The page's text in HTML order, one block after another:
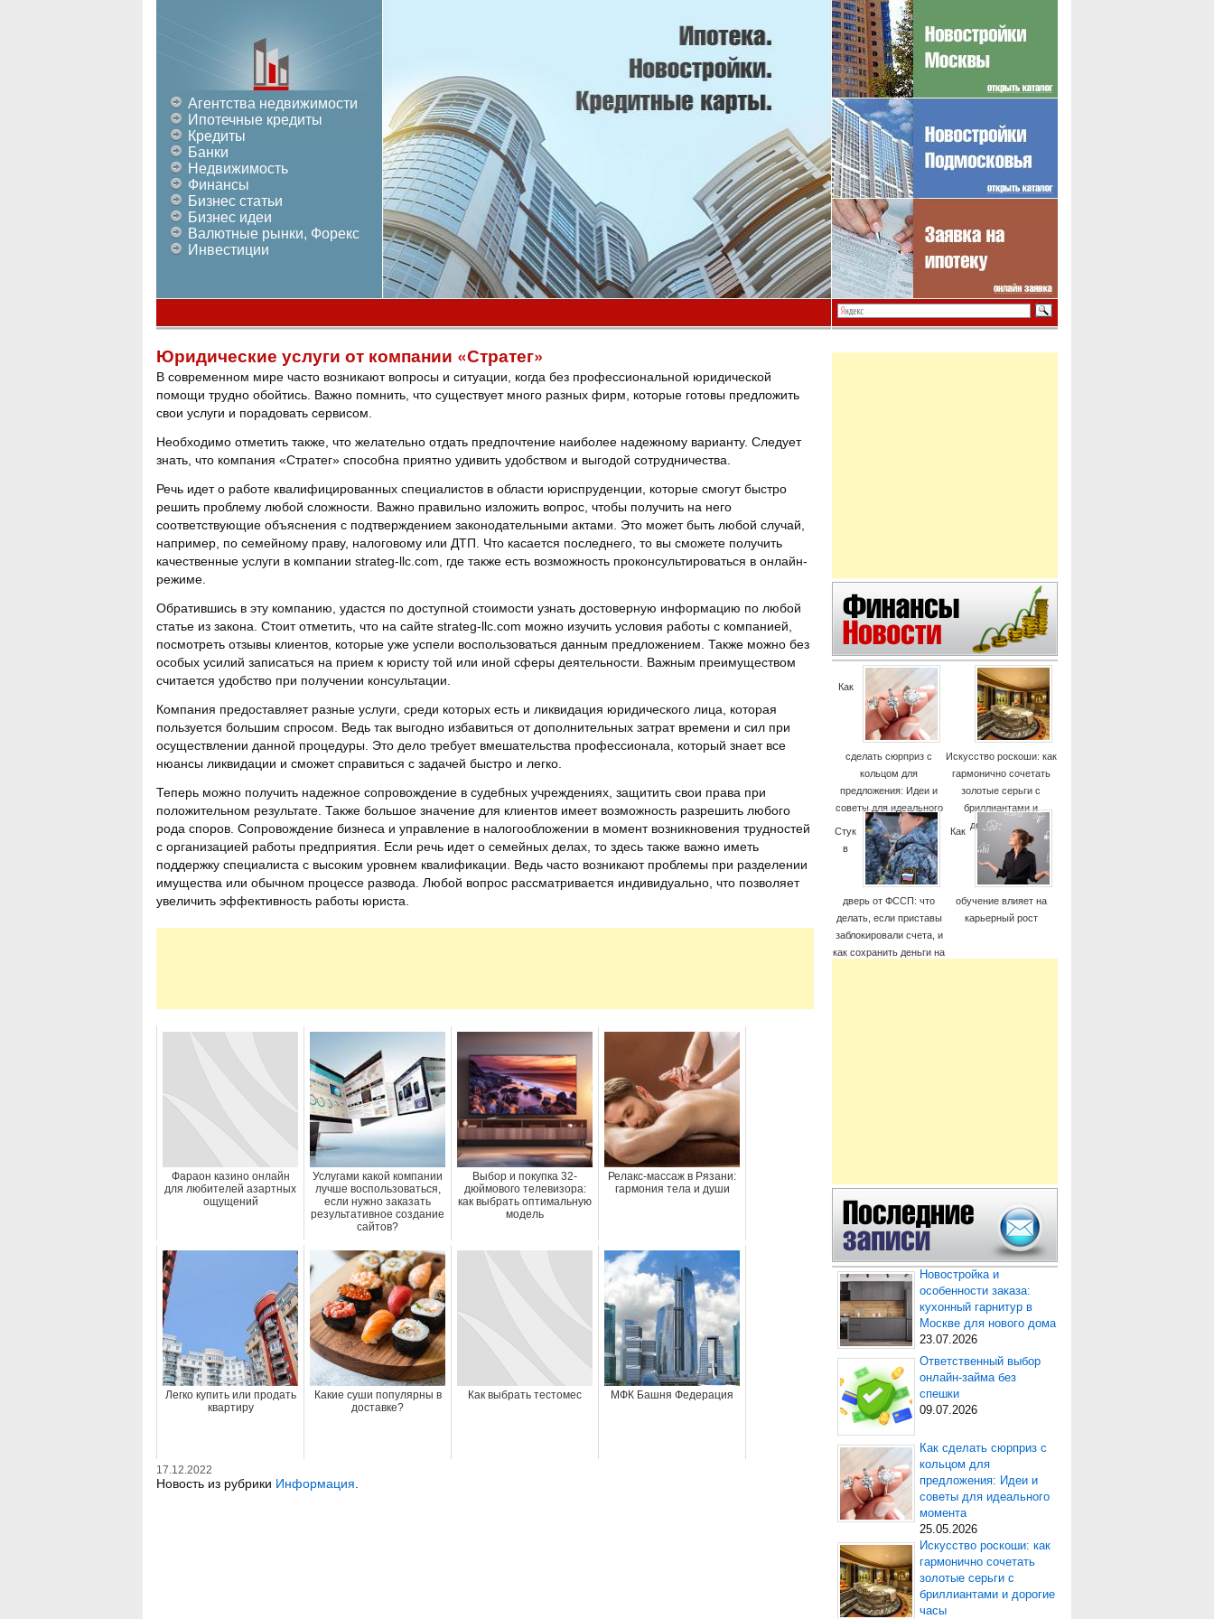
Агентства недвижимости
Ипотечные кредиты
Кредиты
Банки
Недвижимость
Финансы
Бизнес статьи
Бизнес идеи
Валютные рынки, Форекс
Инвестиции
Юридические услуги от компании «Стратег»
В современном мире часто возникают вопросы и ситуации, когда без профессиональной юридической
помощи трудно обойтись. Важно помнить, что существует много разных фирм, которые готовы предложить
свои услуги и порадовать сервисом.
Необходимо отметить также, что желательно отдать предпочтение наиболее надежному варианту. Следует
знать, что компания «Стратег» способна приятно удивить удобством и выгодой сотрудничества.
Речь идет о работе квалифицированных специалистов в области юриспруденции, которые смогут быстро
решить проблему любой сложности. Важно правильно изложить вопрос, чтобы получить на него
соответствующие объяснения с подтверждением законодательными актами. Это может быть любой случай,
например, по семейному праву, налоговому или ДТП. Что касается последнего, то вы сможете получить
качественные услуги в компании strateg-llc.com, где также есть возможность проконсультироваться в онлайн-
режиме.
Обратившись в эту компанию, удастся по доступной стоимости узнать достоверную информацию по любой
статье из закона. Стоит отметить, что на сайте strateg-llc.com можно изучить условия работы с компанией,
посмотреть отзывы клиентов, которые уже успели воспользоваться данным предложением. Также можно без
особых усилий записаться на прием к юристу той или иной сферы деятельности. Важным преимуществом
считается удобство при получении консультации.
Компания предоставляет разные услуги, среди которых есть и ликвидация юридического лица, которая
пользуется большим спросом. Ведь так выгодно избавиться от дополнительных затрат времени и сил при
осуществлении данной процедуры. Это дело требует вмешательства профессионала, который знает все
нюансы ликвидации и сможет справиться с задачей быстро и легко.
Теперь можно получить надежное сопровождение в судебных учреждениях, защитить свои права при
положительном результате. Также большое значение для клиентов имеет возможность разрешить любого
рода споров. Сопровождение бизнеса и управление в налогообложении в момент возникновения трудностей
с организацией работы предприятия. Если речь идет о семейных делах, то здесь также важно иметь
поддержку специалиста с высоким уровнем квалификации. Ведь часто возникают проблемы при разделении
имущества или обычном процессе развода. Любой вопрос рассматривается индивидуально, что позволяет
увеличить эффективность работы юриста.
Фараон казино онлайн
для любителей азартных
ощущений
Услугами какой компании
лучше воспользоваться,
если нужно заказать
результативное создание
сайтов?
Выбор и покупка 32-
дюймового телевизора:
как выбрать оптимальную
модель
Релакс-массаж в Рязани:
гармония тела и души
Легко купить или продать
квартиру
Какие суши популярны в
доставке?
Как выбрать тестомес МФК Башня Федерация
17.12.2022
Новость из рубрики Информация
Как
сделать сюрприз с
кольцом для
предложения: Идеи и
советы для идеального
момента
Искусство роскоши: как
гармонично сочетать
золотые серьги с
бриллиантами и
дорогие часы
Стук
в
дверь от ФССП: что
делать, если приставы
заблокировали счета, и
как сохранить деньги на
Как
обучение влияет на
карьерный рост
Новостройка и
особенности заказа:
кухонный гарнитур в
Москве для нового дома
23.07.2026
Ответственный выбор
онлайн-займа без
спешки
09.07.2026
Как сделать сюрприз с
кольцом для
предложения: Идеи и
советы для идеального
момента
25.05.2026
Искусство роскоши: как
гармонично сочетать
золотые серьги с
бриллиантами и дорогие
часы